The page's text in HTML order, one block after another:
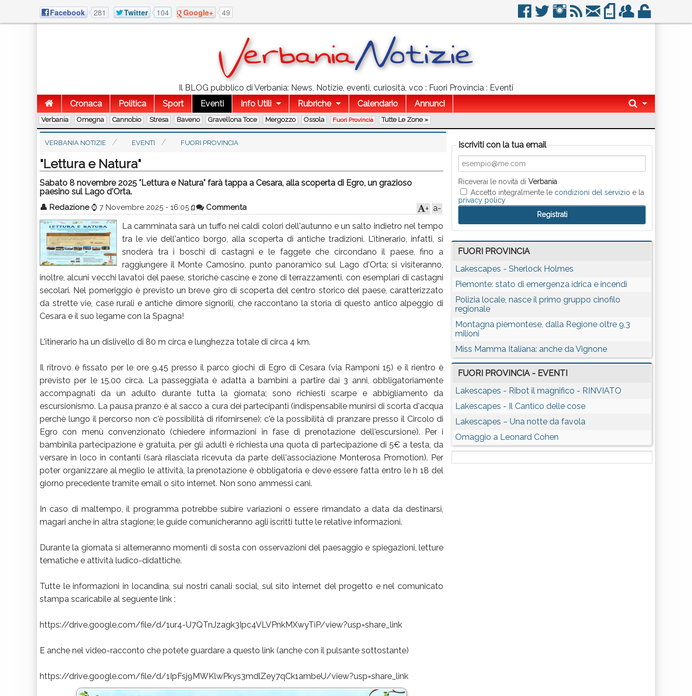
Facebook 281 Twitter 104 Google+ 49
Il BLOG pubblico di Verbania: News, Notizie, eventi, curiosità, vco : Fuori Provincia : Eventi
Cronaca
Politica Sport Eventi Info Utili Rubriche Calendario Annunci
Verbania Omegna Cannobio Stresa Baveno Gravellona Toce Mergozzo Ossola Fuori Provincia Tutte Le Zone »
VERBANIA NOTIZIE EVENTI FUORI PROVINCIA
"Lettura e Natura"
Sabato 8 novembre 2025 "Lettura e Natura" farà tappa a Cesara, alla scoperta di Egro, un grazioso
paesino sul Lago d'Orta.
👤 Redazione ⌚ 7 Novembre 2025 - 16:05 Commenta a-
+
La camminata sarà un tuffo nei caldi colori dell'autunno e un salto indietro nel tempo
tra le vie dell'antico borgo, alla scoperta di antiche tradizioni. L'itinerario, infatti, si
snoderà tra i boschi di castagni e le faggete che circondano il paese, fino a
raggiungere il Monte Camosino, punto panoramico sul Lago d'Orta; si visiteranno,
inoltre, alcuni vecchi lavatoi del paese, storiche cascine e zone di terrazzamenti, con esemplari di castagni
secolari. Nel pomeriggio è previsto un breve giro di scoperta del centro storico del paese, caratterizzato
da strette vie, case rurali e antiche dimore signorili, che raccontano la storia di questo antico alpeggio di
Cesara e il suo legame con la Spagna!
L'itinerario ha un dislivello di 80 m circa e lunghezza totale di circa 4 km.
Il ritrovo è fissato per le ore 9.45 presso il parco giochi di Egro di Cesara (via Ramponi 15) e il rientro è
previsto per le 15.00 circa. La passeggiata è adatta a bambini a partire dai 3 anni, obbligatoriamente
accompagnati da un adulto durante tutta la giornata; sono richiesti scarpe e abbigliamento da
escursionismo. La pausa pranzo è al sacco a cura dei partecipanti (indispensabile munirsi di scorta d'acqua
perchè lungo il percorso non c'è possibilità di rifornirsene); c'è la possibilità di pranzare presso il Circolo di
Egro con menù convenzionato (chiedere informazioni in fase di prenotazione dell'escursione). Per i
bambinila partecipazione è gratuita, per gli adulti è richiesta una quota di partecipazione di 5€ a testa, da
versare in loco in contanti (sarà rilasciata ricevuta da parte dell'associazione Monterosa Promotion). Per
poter organizzare al meglio le attività, la prenotazione è obbligatoria e deve essere fatta entro le h 18 del
giorno precedente tramite email o sito internet. Non sono ammessi cani.
In caso di maltempo, il programma potrebbe subire variazioni o essere rimandato a data da destinarsi,
magari anche in altra stagione; le guide comunicheranno agli iscritti tutte le relative informazioni.
Durante la giornata si alterneranno momenti di sosta con osservazioni del paesaggio e spiegazioni, letture
tematiche e attività ludico-didattiche.
Tutte le informazioni in locandina, sui nostri canali social, sul sito internet del progetto e nel comunicato
stampa scaricabile al seguente link :
https://drive.google.com/file/d/1ur4-U7QTnJzagk3Ipc4VLVPnkMXwyTiP/view?usp=share_link
E anche nel video-racconto che potete guardare a questo link (anche con il pulsante sottostante)
https://drive.google.com/file/d/1IpFsj9MWKlwPkys3mdlZey7qCk1ambeU/view?usp=share_link
Iscriviti con la tua email
Riceverai le novità diVerbania
Accetto integralmente le condizioni del servizio e la
privacy policy
FUORI PROVINCIA
Lakescapes - Sherlock Holmes
Piemonte: stato di emergenza idrica e incendi
Polizia locale, nasce il primo gruppo cinofilo
regionale
Montagna piemontese, dalla Regione oltre 9,3
milioni
Miss Mamma Italiana: anche da Vignone
FUORI PROVINCIA - EVENTI
Lakescapes - Ribot il magnifico - RINVIATO
Lakescapes - Il Cantico delle cose
Lakescapes – Una notte da favola
Omaggio a Leonard Cohen